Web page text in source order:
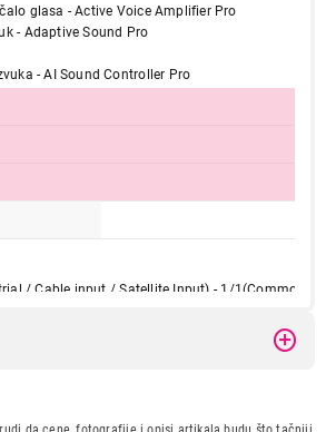
glasa - Active Voice Amplifier Pro
- Adaptive Sound Pro
- AI Sound Controller Pro
/ Cable input / Satellite Input) - 1/1(Common
Out (Optical)
Rate
TELEVIZOR